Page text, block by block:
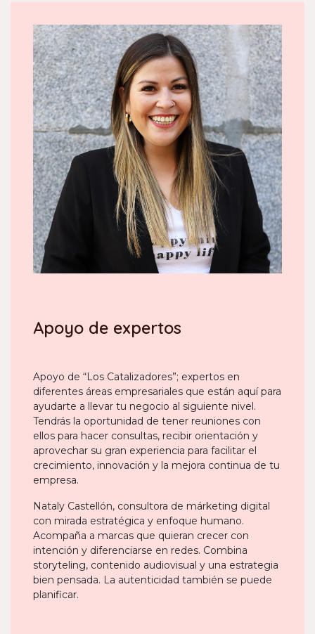
Apoyo de expertos
Apoyo de “Los Catalizadores”; expertos en
diferentes áreas empresariales que están aquí para
ayudarte a llevar tu negocio al siguiente nivel.
Tendrás la oportunidad de tener reuniones con
ellos para hacer consultas, recibir orientación y
aprovechar su gran experiencia para facilitar el
crecimiento, innovación y la mejora continua de tu
empresa.
Nataly Castellón, consultora de márketing digital
con mirada estratégica y enfoque humano.
Acompaña a marcas que quieran crecer con
intención y diferenciarse en redes. Combina
storyteling, contenido audiovisual y una estrategia
bien pensada. La autenticidad también se puede
planificar.